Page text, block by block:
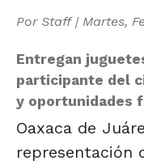
Por Staff| Martes,
Entregan
participante del
y oportunidades
Oaxaca de
representación